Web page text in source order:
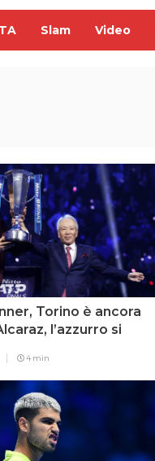
Slam Video
Torino è ancora
l’azzurro si
4 min